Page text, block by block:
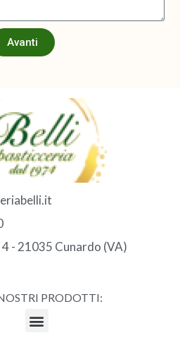
Avanti
- 21035 Cunardo (VA)
PRODOTTI: